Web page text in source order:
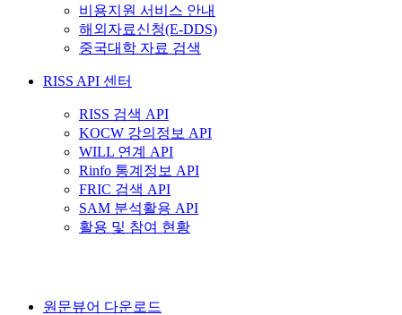
비용지원 서비스 안내
해외자료신청(E-DDS)
중국대학 자료 검색
RISS API 센터
RISS 검색 API
KOCW 강의정보 API
WILL 연계 API
Rinfo 통계정보 API
FRIC 검색 API
SAM 분석활용 API
활용 및 참여 현황
원문뷰어 다운로드